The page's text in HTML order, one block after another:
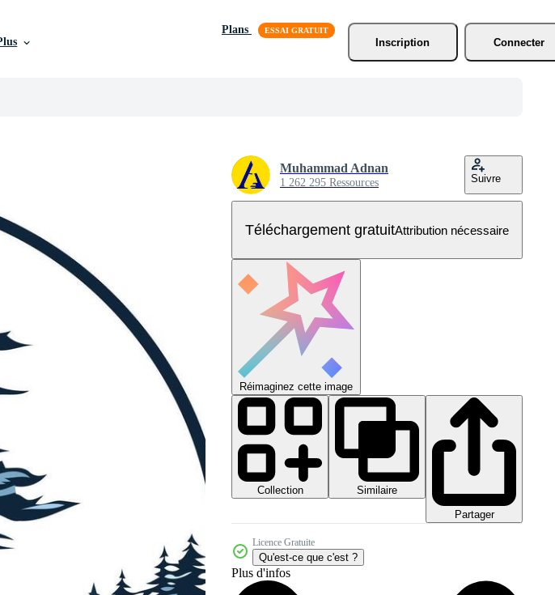
Plans
Inscription
Connecter
Muhammad Adnan
1 262 295 Ressources Suivre
Téléchargement gratuitAttribution nécessaire
Réimaginez cette image
Collection
Similaire
Partager
Licence Gratuite
Qu'est-ce que c'est ?
Plus d'infos